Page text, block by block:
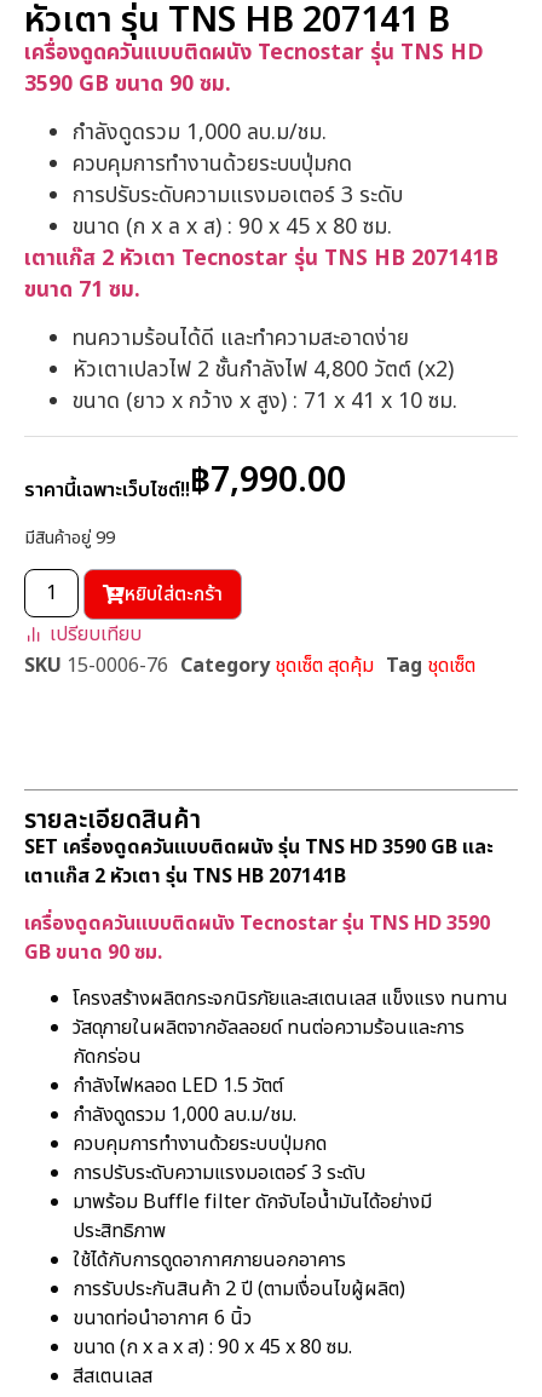
หัวเตา รุ่น TNS HB 207141 B
เครื่องดูดควันแบบติดผนัง Tecnostar รุ่น TNS HD
3590 GB ขนาด 90 ซม.
กำลังดูดรวม 1,000 ลบ.ม/ชม.
ควบคุมการทำงานด้วยระบบปุ่มกด
การปรับระดับความแรงมอเตอร์ 3 ระดับ
ขนาด (ก x ล x ส) : 90 x 45 x 80 ซม.
เตาแก๊ส 2 หัวเตา Tecnostar รุ่น TNS HB 207141B
ขนาด 71 ซม.
ทนความร้อนได้ดี และทำความสะอาดง่าย
หัวเตาเปลวไฟ 2 ชั้นกำลังไฟ 4,800 วัตต์ (x2)
ขนาด (ยาว x กว้าง x สูง) : 71 x 41 x 10 ซม.
ราคานี้เฉพาะเว็บไซต์!!฿7,990.00
มีสินค้าอยู่ 99
หยิบใส่ตะกร้า
เปรียบเทียบ
SKU 15-0006-76 Category ชุดเซ็ต สุดคุ้ม Tag ชุดเซ็ต
รายละเอียดสินค้า
SET เครื่องดูดควันแบบติดผนัง รุ่น TNS HD 3590 GB และ
เตาแก๊ส 2 หัวเตา รุ่น TNS HB 207141B
เครื่องดูดควันแบบติดผนัง Tecnostar รุ่น TNS HD 3590
GB ขนาด 90 ซม.
โครงสร้างผลิตกระจกนิรภัยและสเตนเลส แข็งแรง ทนทาน
วัสดุภายในผลิตจากอัลลอยด์ ทนต่อความร้อนและการ
กัดกร่อน
กำลังไฟหลอด LED 1.5 วัตต์
กำลังดูดรวม 1,000 ลบ.ม/ชม.
ควบคุมการทำงานด้วยระบบปุ่มกด
การปรับระดับความแรงมอเตอร์ 3 ระดับ
มาพร้อม Buffle filter ดักจับไอน้ำมันได้อย่างมี
ประสิทธิภาพ
ใช้ได้กับการดูดอากาศภายนอกอาคาร
การรับประกันสินค้า 2 ปี (ตามเงื่อนไขผู้ผลิต)
ขนาดท่อนำอากาศ 6 นิ้ว
ขนาด (ก x ล x ส) : 90 x 45 x 80 ซม.
สีสเตนเลส